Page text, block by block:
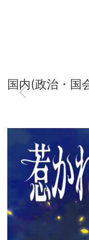
国内(政治・国